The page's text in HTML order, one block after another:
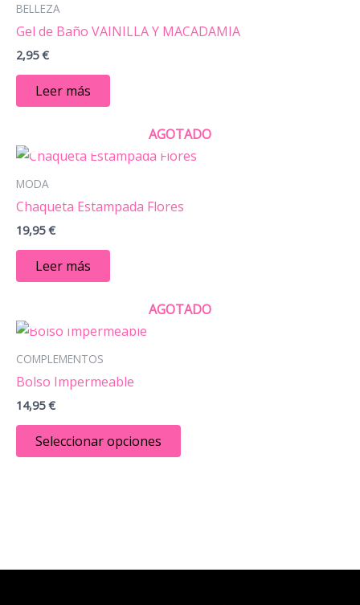
BELLEZA
Gel de Baño VAINILLA Y MACADAMIA
2,95€
Leer más
AGOTADO
MODA
Chaqueta Estampada Flores
19,95€
Leer más
AGOTADO
COMPLEMENTOS
Bolso Impermeable
14,95€
Seleccionar opciones
opciones